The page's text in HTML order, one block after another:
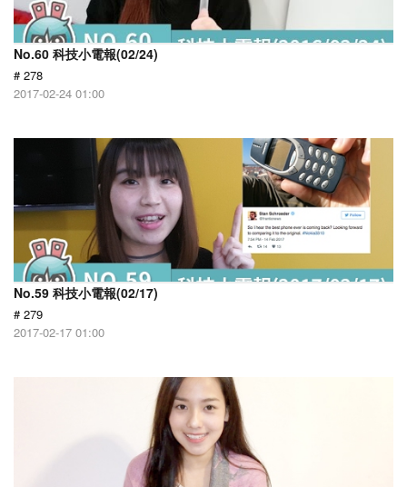
No.60 科技小電報(02/24)
# 278
2017-02-24 01:00
No.59 科技小電報(02/17)
# 279
2017-02-17 01:00